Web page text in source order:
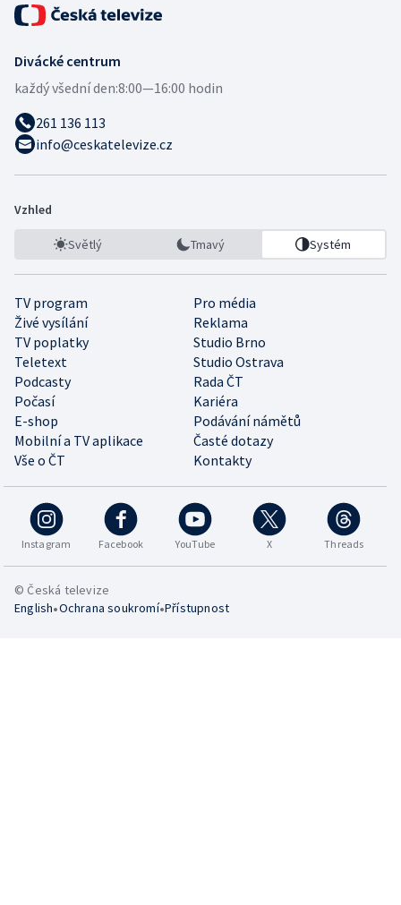
Divácké centrum
každý všední den:8:00—16:00 hodin
261 136 113
info@ceskatelevize.cz
Vzhled
Světlý Tmavý Systém
TV program
Pro média
Živé vysílání
Reklama
TV poplatky
Studio Brno
Teletext
Studio Ostrava
Podcasty
Rada ČT
Počasí
Kariéra
E-shop
Podávání námětů
Mobilní a TV aplikace
Časté dotazy
Vše o ČT
Kontakty
Instagram Facebook YouTube X Threads
© Česká televize
English•Ochrana soukromí•Přístupnost